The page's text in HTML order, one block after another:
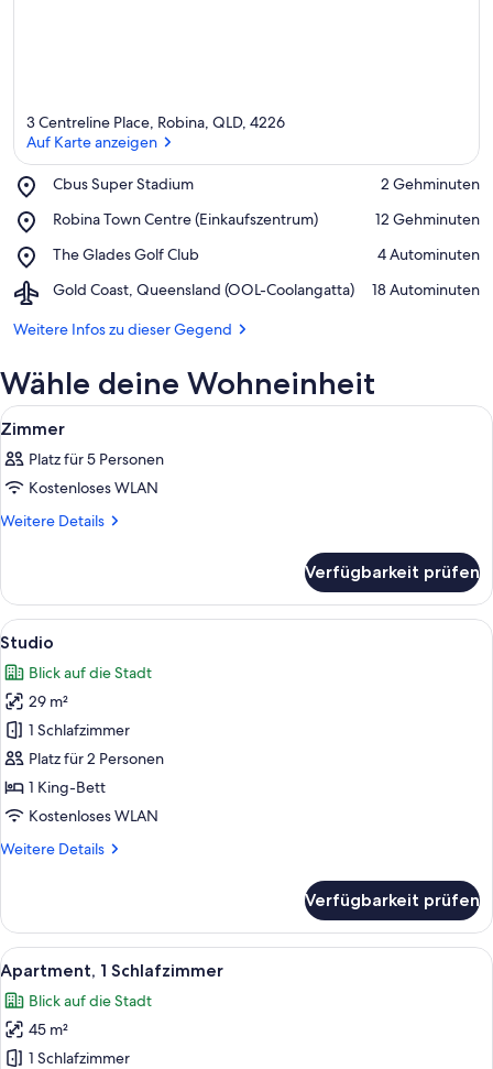
3 Centreline Place, Robina, QLD, 4226
Auf Karte anzeigen
Cbus Super Stadium
Place,
Super
‪2 Gehminuten‬
Robina Town Centre (Einkaufszentrum)
Place,
Town
(Einkaufszentrum)
‪12 Gehminuten‬
The Glades Golf Club
Place,
Glades
Club
‪4 Autominuten‬
Gold Coast, Queensland (OOL-Coolangatta)
Airport,
Coast,
(OOL-
Coolangatta)
‪18 Autominuten‬
Weitere Infos zu dieser Gegend
Wähle deine Wohneinheit
Alle
Fotos
für
Zimmer
anzeigen
Ein Hotelzimmer mit zwei Betten,
6
Zimmer
Platz für 5 Personen
Kostenloses WLAN
Weitere Details
Weitere
Verfügbarkeit prüfen
Alle
Fotos
für
Studio
anzeigen
Ein modernes Hotelzimmer mit Bett,
5
Studio
Blick auf die Stadt
29 m²
1 Schlafzimmer
Platz für 2 Personen
1 King-Bett
Kostenloses WLAN
Weitere Details
Weitere
Verfügbarkeit prüfen
Alle
Fotos
für
Apartment,
Ein modernes Hotelzimmer mit
7
Apartment, 1 Schlafzimmer
Blick auf die Stadt
45 m²
1 Schlafzimmer